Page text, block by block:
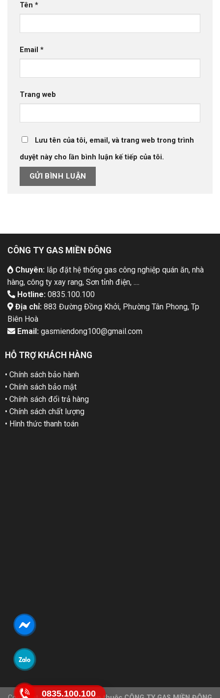
Tên *
Email *
Trang web
Lưu tên của tôi, email, và trang web trong trình
duyệt này cho lần bình luận kế tiếp của tôi.
CÔNG TY GAS MIỀN ĐÔNG
Chuyên: lắp đặt hệ thống gas công nghiệp quán ăn, nhà
hàng, công ty xay rang, Sơn tỉnh điện, ....
Hotline: 0835.100.100
Địa chỉ: 883 Đường Đồng Khởi, Phường Tân Phong, Tp
Biên Hoà
Email: gasmiendong100@gmail.com
HỖ TRỢ KHÁCH HÀNG
• Chính sách bảo hành
• Chính sách bảo mật
• Chính sách đổi trả hàng
• Chính sách chất lượng
• Hình thức thanh toán
0835.100.100